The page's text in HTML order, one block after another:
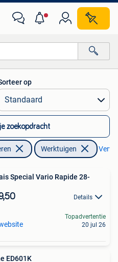
op
zoekopdracht
Werktuigen
Special Vario Rapide 28-
Details
Topadvertentie
20 jul 26
ED601K